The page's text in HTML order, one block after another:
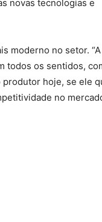
novas tecnologias e
moderno no setor. “A
todos os sentidos,
produtor hoje, se ele
no